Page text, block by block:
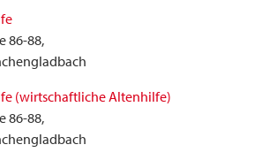
86-88,
(wirtschaftliche Altenhilfe)
86-88,